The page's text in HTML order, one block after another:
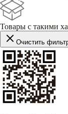
Товары с такими
Очистить